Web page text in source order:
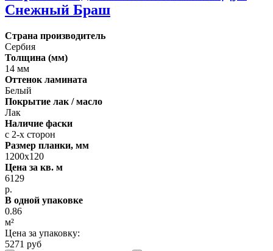
Снежный Браш
Страна производитель
Сербия
Толщина (мм)
14 мм
Оттенок ламината
Белый
Покрытие лак / масло
Лак
Наличие фаски
с 2-х сторон
Размер планки, мм
1200х120
Цена за кв. м
6129
р.
В одной упаковке
0.86
м²
Цена за упаковку:
5271 руб